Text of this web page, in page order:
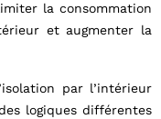
la consommation
et augmenter la
par l’intérieur
logiques différentes